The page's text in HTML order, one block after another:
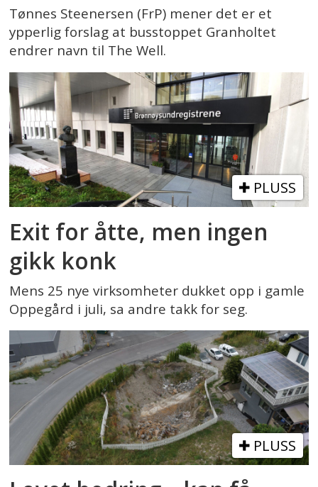
Tønnes Steenersen (FrP) mener det er et
ypperlig forslag at busstoppet Granholtet
endrer navn til The Well.
PLUSS
Exit for åtte, men ingen
gikk konk
Mens 25 nye virksomheter dukket opp i gamle
Oppegård i juli, sa andre takk for seg.
PLUSS